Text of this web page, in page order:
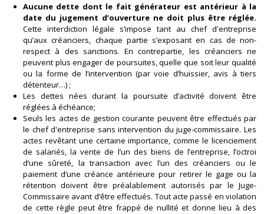
Aucune dette dont le fait générateur est antérieur à la
date du jugement d’ouverture ne doit plus être réglée.
Cette interdiction légale s’impose tant au chef d'entreprise
qu’aux créanciers, chaque partie s’exposant en cas de non-
respect à des sanctions. En contrepartie, les créanciers ne
peuvent plus engager de poursuites, quelle que soit leur qualité
ou la forme de l’intervention (par voie d’huissier, avis à tiers
détenteur…) ;
Les dettes nées durant la poursuite d’activité doivent être
réglées à échéance;
Seuls les actes de gestion courante peuvent être effectués par
le chef d'entreprise sans intervention du juge-commissaire. Les
actes revêtant une certaine importance, comme le licenciement
de salariés, la vente de l’un des biens de l’entreprise, l’octroi
d’une sûreté, la transaction avec l’un des créanciers ou le
paiement d’une créance antérieure pour retirer le gage ou la
rétention doivent être préalablement autorisés par le Juge-
Commissaire avant d’être effectués. Tout acte passé en violation
de cette règle peut être frappé de nullité et donne lieu à des